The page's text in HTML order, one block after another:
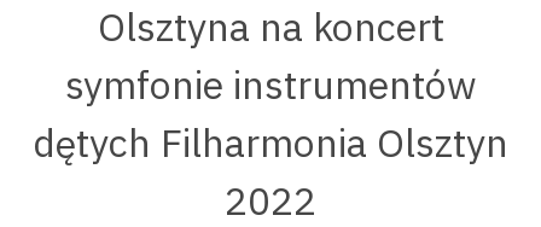
Olsztyna na koncert
symfonie instrumentów
dętych Filharmonia Olsztyn
2022